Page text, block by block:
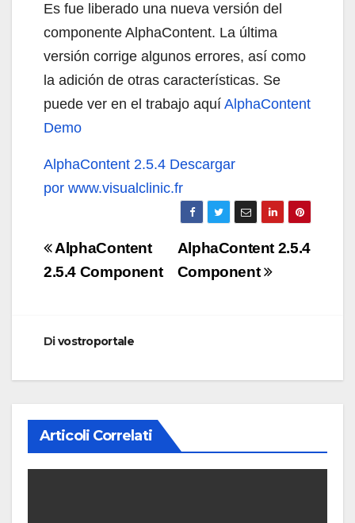
Es fue liberado una nueva versión del
componente AlphaContent. La última
versión corrige algunos errores, así como
la adición de otras características. Se
puede ver en el trabajo aquí AlphaContent
Demo
AlphaContent 2.5.4 Descargar
por www.visualclinic.fr
Navigazione
articoli
AlphaContent 2.5.4
Component
AlphaContent
2.5.4 Component
Divostroportale
Articoli Correlati